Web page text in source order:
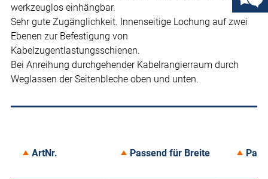
werkzeuglos einhängbar.
Sehr gute Zugänglichkeit. Innenseitige Lochung auf zwei
Ebenen zur Befestigung von
Kabelzugentlastungsschienen.
Bei Anreihung durchgehender Kabelrangierraum durch
Weglassen der Seitenbleche oben und unten.
ArtNr. Passend für Breite